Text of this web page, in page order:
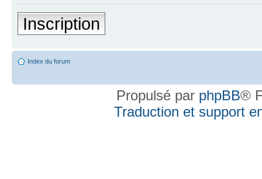
Inscription
Index du forum
Propulsé par phpBB®
Traduction et support